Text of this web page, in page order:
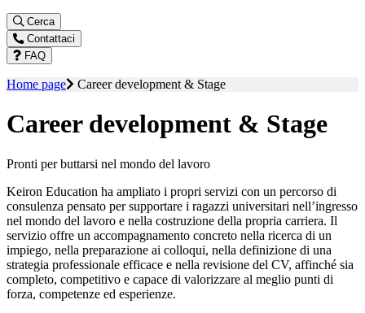
Cerca
Contattaci
FAQ
Home page Career development & Stage
Career development & Stage
Pronti per buttarsi nel mondo del lavoro
Keiron Education ha ampliato i propri servizi con un percorso di
consulenza pensato per supportare i ragazzi universitari nell’ingresso
nel mondo del lavoro e nella costruzione della propria carriera. Il
servizio offre un accompagnamento concreto nella ricerca di un
impiego, nella preparazione ai colloqui, nella definizione di una
strategia professionale efficace e nella revisione del CV, affinché sia
completo, competitivo e capace di valorizzare al meglio punti di
forza, competenze ed esperienze.